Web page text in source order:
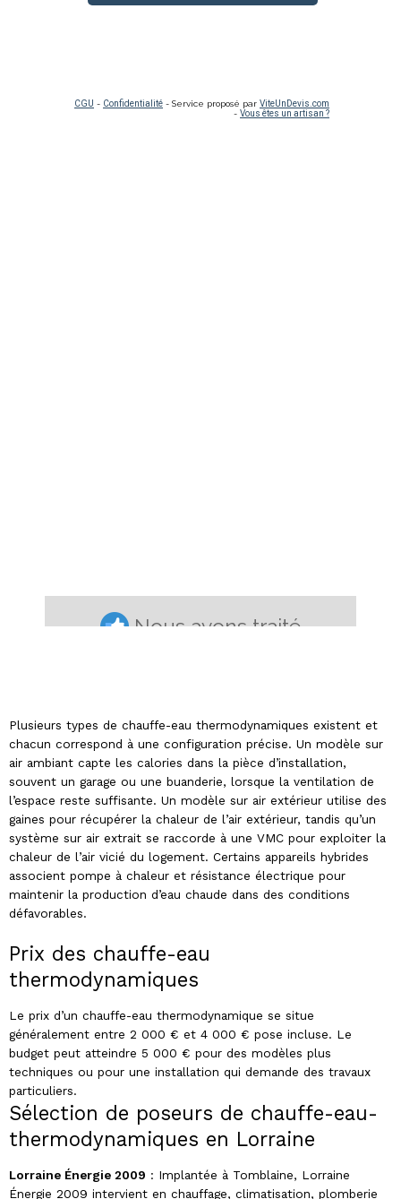
Plusieurs types de chauffe-eau thermodynamiques existent et
chacun correspond à une configuration précise. Un modèle sur
air ambiant capte les calories dans la pièce d’installation,
souvent un garage ou une buanderie, lorsque la ventilation de
l’espace reste suffisante. Un modèle sur air extérieur utilise des
gaines pour récupérer la chaleur de l’air extérieur, tandis qu’un
système sur air extrait se raccorde à une VMC pour exploiter la
chaleur de l’air vicié du logement. Certains appareils hybrides
associent pompe à chaleur et résistance électrique pour
maintenir la production d’eau chaude dans des conditions
défavorables.
Prix des chauffe-eau
thermodynamiques
Le prix d’un chauffe-eau thermodynamique se situe
généralement entre 2 000 € et 4 000 € pose incluse. Le
budget peut atteindre 5 000 € pour des modèles plus
techniques ou pour une installation qui demande des travaux
particuliers.
Sélection de poseurs de chauffe-eau-
thermodynamiques en Lorraine
Lorraine Énergie 2009 : Implantée à Tomblaine, Lorraine
Énergie 2009 intervient en chauffage, climatisation, plomberie